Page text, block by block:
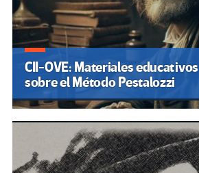
CII-OVE: Materiales educativos
sobre el Método Pestalozzi